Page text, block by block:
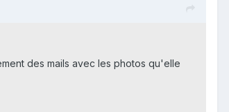
des mails avec les photos qu'elle